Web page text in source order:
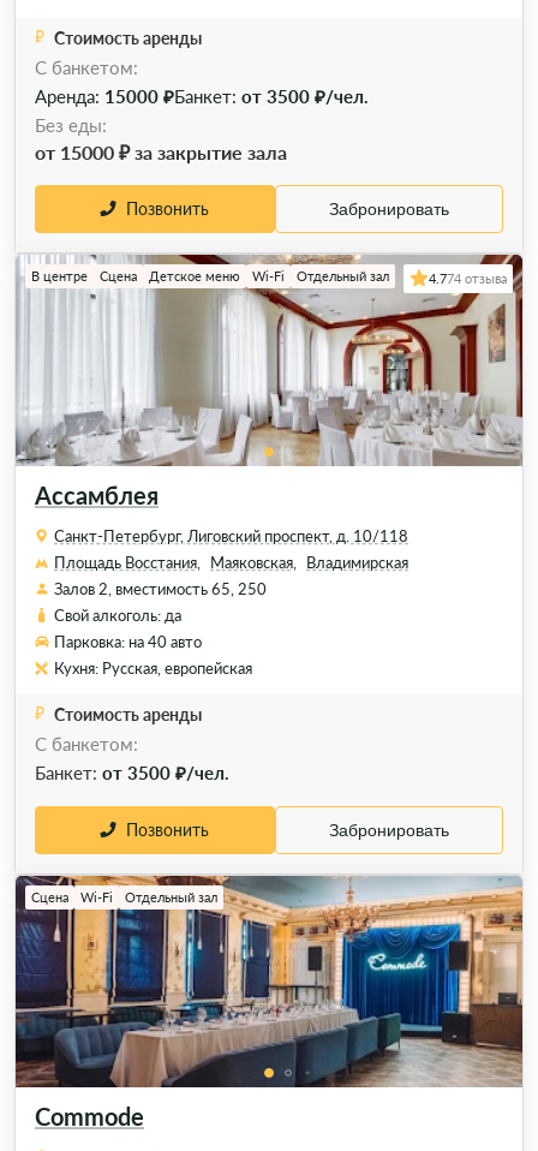
Стоимость аренды
C банкетом:
Аренда: 15000 ₽Банкет: от 3500 ₽/чел.
Без еды:
от 15000 ₽ за закрытие зала
Позвонить Забронировать
Ассамблея
В центре Сцена Детское меню Wi-Fi Отдельный зал 4.774 отзыва
Санкт-Петербург, Лиговский проспект, д. 10/118
Площадь Восстания,
Маяковская,
Владимирская
Залов 2, вместимость 65, 250
Свой алкоголь: да
Парковка: на 40 авто
Кухня: Русская, европейская
Стоимость аренды
С банкетом:
Банкет: от 3500 ₽/чел.
Позвонить Забронировать
Commode
Сцена Wi-Fi Отдельный зал